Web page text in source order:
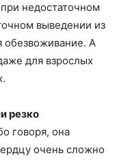
недостаточном
выведении из
обезвоживание. А
для взрослых
резко
говоря, она
очень сложно